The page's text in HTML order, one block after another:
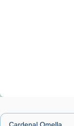
presidit
Santes de